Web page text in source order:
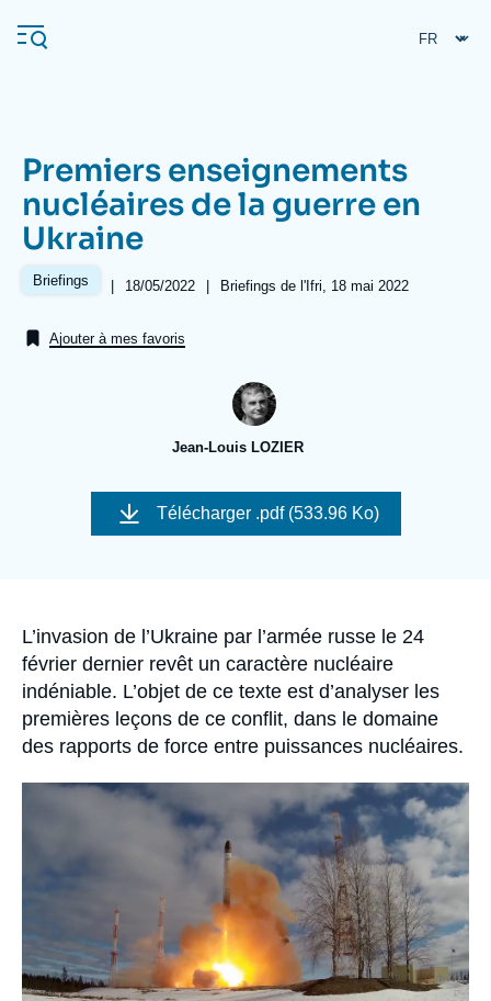
au
contenu
Navigation
principale
L'Ifri
Se connecter
À propos de l'Ifri
Proche-Orient
Premiers enseignements
nucléaires de la guerre en
Ukraine
Briefings |
Date
publication
18/05/2022 | Références
Briefings de l'Ifri, 18 mai 2022
Ajouter à mes favoris
Jean-Louis LOZIER
Image
couverture
Télécharger .pdf (533.96 Ko)
Accroche
L’invasion de l’Ukraine par l’armée russe le 24
février dernier revêt un caractère nucléaire
indéniable. L’objet de ce texte est d’analyser les
premières leçons de ce conflit, dans le domaine
des rapports de force entre puissances nucléaires.
Image